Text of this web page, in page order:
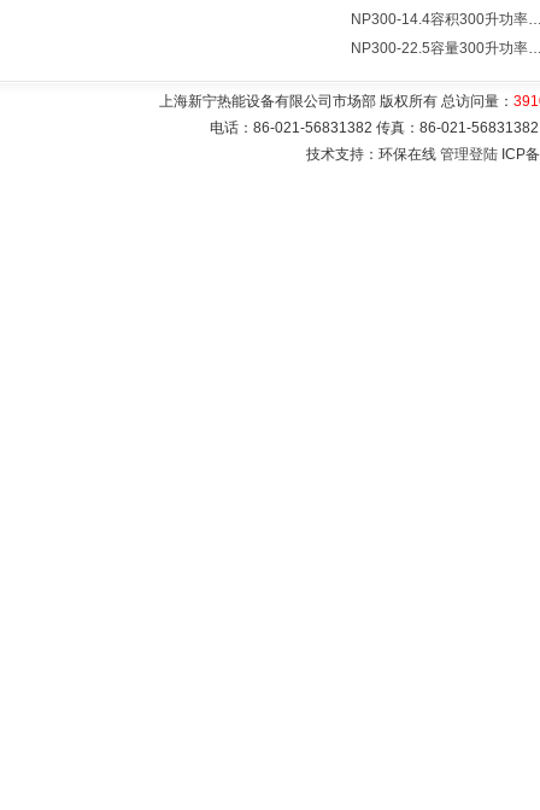
NP300-14.4容积300升功率14400瓦蓄
NP300-22.5容量300升功率22500瓦储
上海新宁热能设备有限公司市场部 版权所有 总访问量：
电话：86-021-56831382 传真：86-021-
技术支持：环保在线 管理登陆 ICP